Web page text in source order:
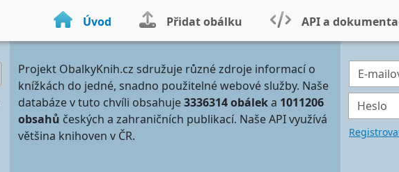
Úvod Přidat obálku API a
Projekt ObalkyKnih.cz sdružuje různé zdroje informací o
knížkách do jedné, snadno použitelné webové služby. Naše
databáze v tuto chvíli obsahuje3336314 obáleka 1011206
obsahů českých a zahraničních publikací. Naše API využívá
většina knihoven v ČR.
E-
Heslo